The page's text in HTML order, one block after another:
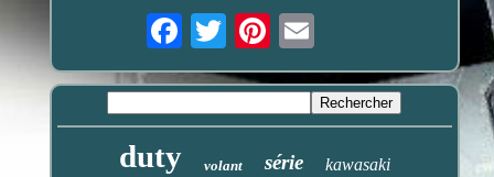
Email
duty volant série kawasaki